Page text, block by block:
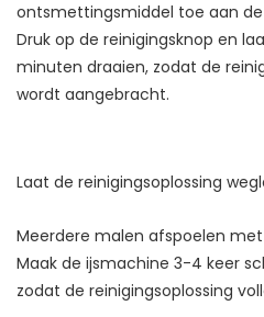
ontsmettingsmiddel toe aan
Druk op de reinigingsknop en
minuten draaien, zodat de
wordt aangebracht.
Laat de reinigingsoplossing
Meerdere malen afspoelen
Maak de ijsmachine 3-4 keer
zodat de reinigingsoplossing